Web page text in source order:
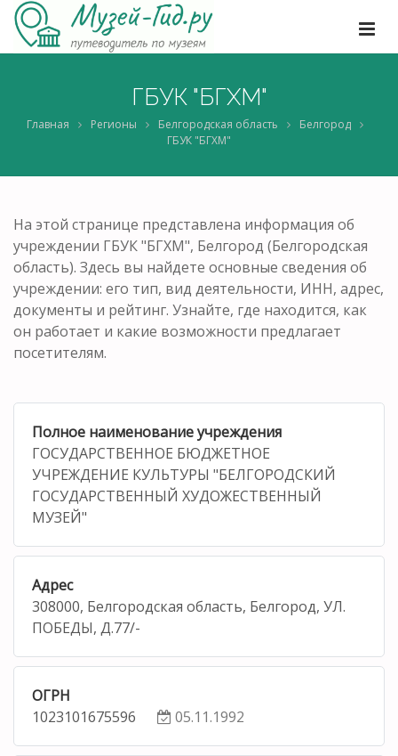
ГБУК "БГХМ"
Главная Регионы Белгородская область
Белгород
ГБУК "БГХМ"
На этой странице представлена информация об
учреждении ГБУК "БГХМ", Белгород (Белгородская
область). Здесь вы найдете основные сведения об
учреждении: его тип, вид деятельности, ИНН, адрес,
документы и рейтинг. Узнайте, где находится, как
он работает и какие возможности предлагает
посетителям.
Полное наименование учреждения
ГОСУДАРСТВЕННОЕ БЮДЖЕТНОЕ
УЧРЕЖДЕНИЕ КУЛЬТУРЫ "БЕЛГОРОДСКИЙ
ГОСУДАРСТВЕННЫЙ ХУДОЖЕСТВЕННЫЙ
МУЗЕЙ"
Адрес
308000, Белгородская область, Белгород, УЛ.
ПОБЕДЫ, Д.77/-
ОГРН
1023101675596
05.11.1992